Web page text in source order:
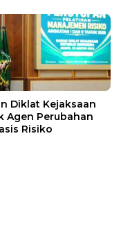
Diklat Kejaksaan
Agen Perubahan
Risiko